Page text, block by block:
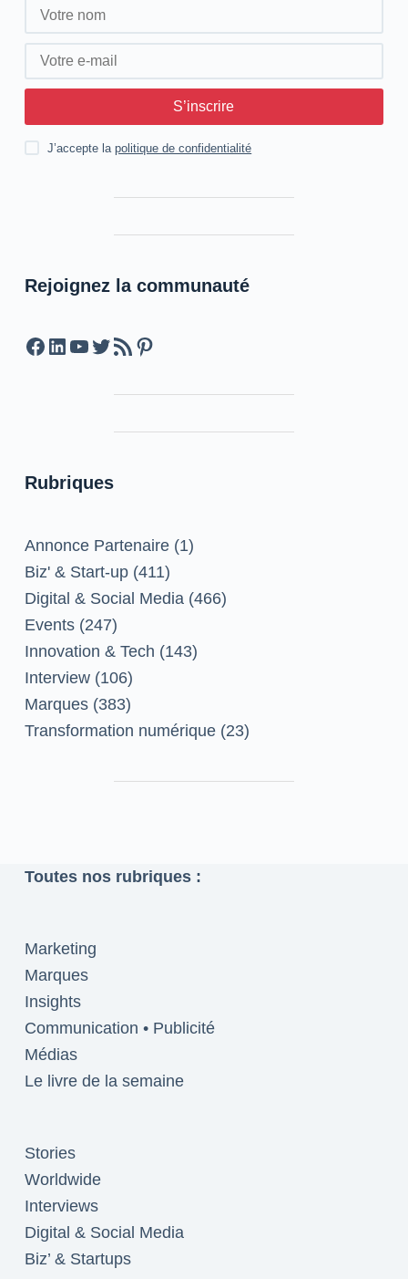
S’inscrire
J’accepte lapolitique de confidentialité
Rejoignez la communauté
Facebook
LinkedIn
YouTube
Twitter
Feed RSSPinterest
Rubriques
Annonce Partenaire(1)
Biz' & Start-up(411)
Digital & Social Media (466)
Events(247)
Innovation & Tech (143)
Interview(106)
Marques(383)
Transformation numérique(23)
Toutes nos rubriques :
Marketing
Marques
Insights
Communication • Publicité
Médias
Le livre de la semaine
Stories
Worldwide
Interviews
Digital & Social Media
Biz’ & Startups